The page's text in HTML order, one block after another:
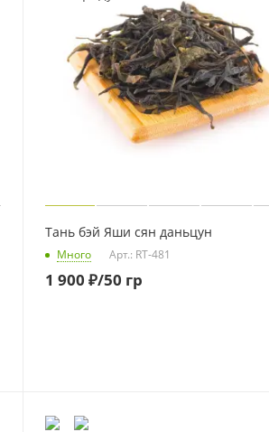
Тань бэй Яши сян даньцун
Много Арт.: RT-481
1 900 ₽/50 гр